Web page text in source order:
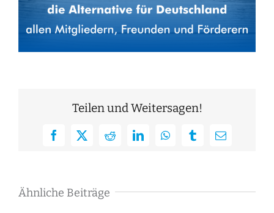
Teilen und Weitersagen!
Facebook
X RedditLinkedInWhatsAppTumblrE-
Ähnliche Beiträge